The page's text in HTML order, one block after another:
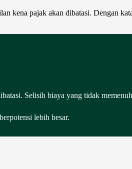
kena pajak akan dibatasi. Dengan
Selisih biaya yang tidak
lebih besar.